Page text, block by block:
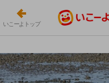
いこーよトップ